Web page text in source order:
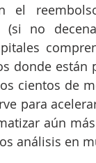
(si no
donde
cientos de
para
aún
análisis en